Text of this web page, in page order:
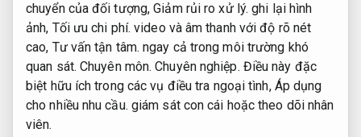
chuyển của đối tượng,Giảm rủi ro xử lý. ghi lại hình
ảnh, Tối ưu chi phí. video và âm thanh với độ rõ nét
cao, Tư vấn tận tâm. ngay cả trong môi trường khó
quan sát. Chuyên môn. Chuyên nghiệp. Điều này đặc
biệt hữu ích trong các vụ điều tra ngoại tình, Áp dụng
cho nhiều nhu cầu. giám sát con cái hoặc theo dõi nhân
viên.